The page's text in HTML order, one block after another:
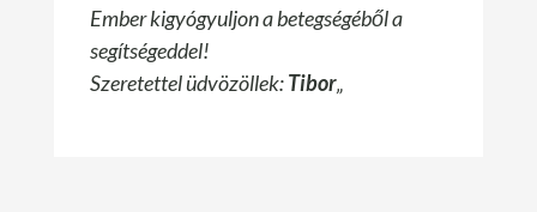
Ember kigyógyuljon a betegségéből a
segítségeddel!
Szeretettel üdvözöllek:Tibor„